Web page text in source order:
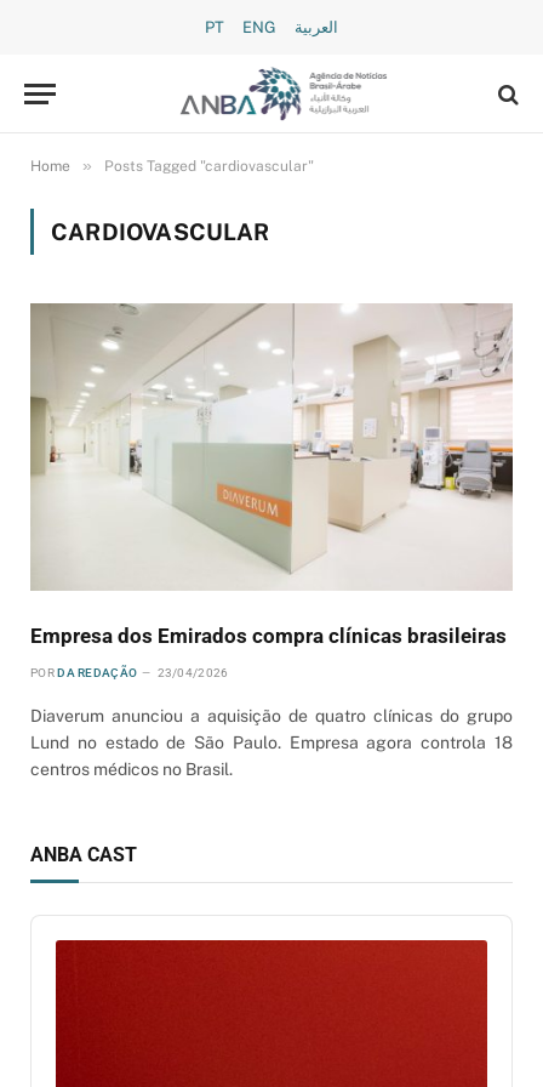
PT ENG العربية
Home » Posts Tagged "cardiovascular"
CARDIOVASCULAR
Empresa dos Emirados compra clínicas brasileiras
POR DA REDAÇÃO 23/04/2026
Diaverum anunciou a aquisição de quatro clínicas do grupo
Lund no estado de São Paulo. Empresa agora controla 18
centros médicos no Brasil.
ANBA CAST
Audio
Player